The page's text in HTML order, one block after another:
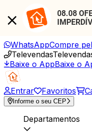
08.08
WhatsAppCompre
Televendas
Baixe o AppBaixe o
Entrar Favoritos
Informe o seu CEP
Departamentos